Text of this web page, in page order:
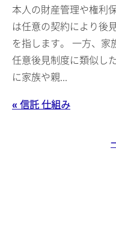
本人の財産管理や権利
は任意の契約により後
を指します。 一方、家
任意後見制度に類似し
に家族や親...
« 信託 仕組み